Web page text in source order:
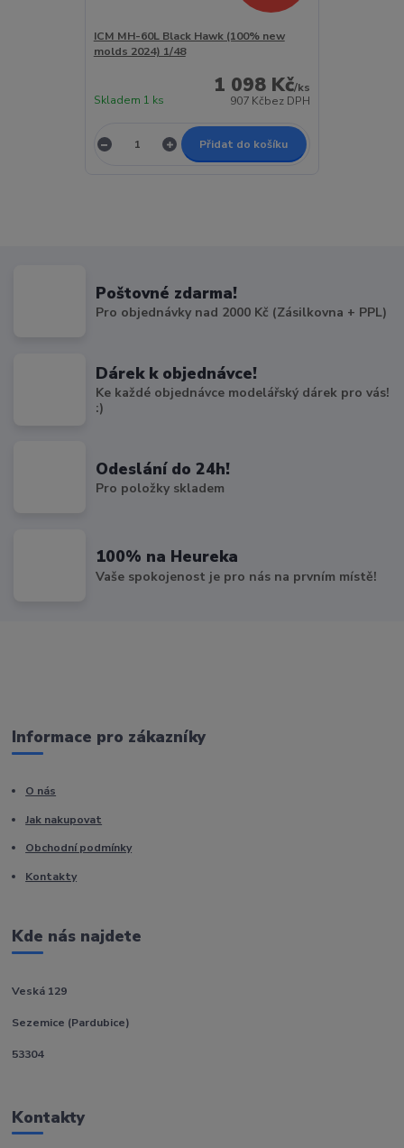
ICM MH-60L Black Hawk (100% new
molds 2024) 1/48
1 098 Kč/ks
907 Kčbez DPH
Skladem 1 ks
Přidat do košíku
Poštovné zdarma!
Pro objednávky nad 2000 Kč (Zásilkovna + PPL)
Dárek k objednávce!
Ke každé objednávce modelářský dárek pro vás!
:)
Odeslání do 24h!
Pro položky skladem
100% na Heureka
Vaše spokojenost je pro nás na prvním místě!
Informace pro zákazníky
O nás
Jak nakupovat
Obchodní podmínky
Kontakty
Kde nás najdete
Veská 129
Sezemice (Pardubice)
53304
Kontakty